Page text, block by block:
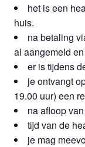
het is een
huis.
na betaling
al aangemeld
er is tijdens
je ontvangt
19.00 uur) een
na afloop
tijd van de
je mag